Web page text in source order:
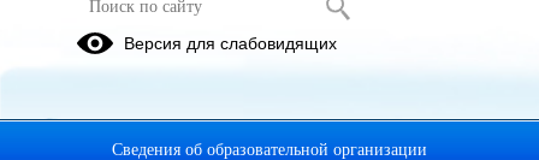
Независимая оценка качества
Версия для слабовидящих
Сведения об образовательной организации